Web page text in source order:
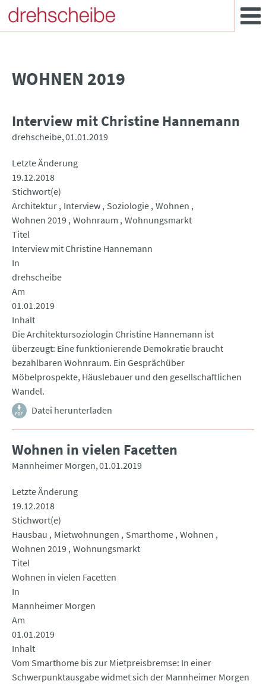
WOHNEN 2019
Interview mit Christine Hannemann
drehscheibe 01.01.2019
Letzte Änderung
19.12.2018
Stichwort(e)
Architektur Interview Soziologie Wohnen
Wohnen 2019 Wohnraum Wohnungsmarkt
Titel
Interview mit Christine Hannemann
In
drehscheibe
Am
01.01.2019
Inhalt
Die Architektursoziologin Christine Hannemann ist
überzeugt: Eine funktionierende Demokratie braucht
bezahlbaren Wohnraum. Ein Gesprächüber
Möbelprospekte, Häuslebauer und den gesellschaftlichen
Wandel.
Datei herunterladen
Wohnen in vielen Facetten
Mannheimer Morgen 01.01.2019
Letzte Änderung
19.12.2018
Stichwort(e)
Hausbau
Mietwohnungen Smarthome Wohnen
Wohnen 2019 Wohnungsmarkt
Titel
Wohnen in vielen Facetten
In
Mannheimer Morgen
Am
01.01.2019
Inhalt
Vom Smarthome bis zur Mietpreisbremse: In einer
Schwerpunktausgabe widmet sich der Mannheimer Morgen